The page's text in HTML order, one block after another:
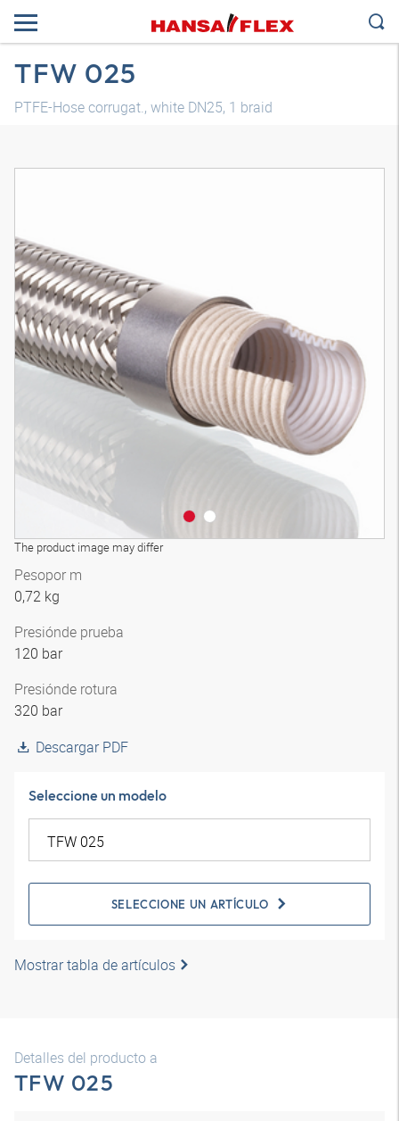
TFW 025
PTFE-Hose corrugat., white DN25, 1 braid
The product image may differ
Pesopor m
0,72 kg
Presiónde prueba
120 bar
Presiónde rotura
320 bar
Descargar PDF
Seleccione un modelo
SELECCIONE UN ARTÍCULO
Mostrar tabla de artículos
Detalles del producto a
TFW 025